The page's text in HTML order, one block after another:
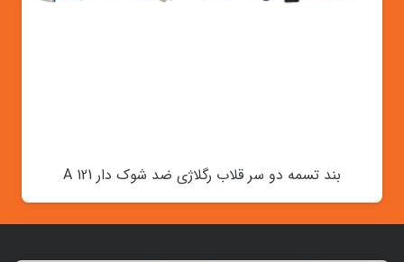
بند تسمه دو سر قلاب رگلاژی ضد شوک دار A 121